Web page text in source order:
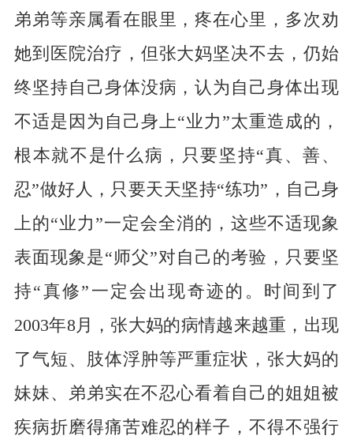
弟弟等亲属看在眼里，疼在心里，多次劝
她到医院治疗，但张大妈坚决不去，仍始
终坚持自己身体没病，认为自己身体出现
不适是因为自己身上“业力”太重造成的，
根本就不是什么病，只要坚持“真、善、
忍”做好人，只要天天坚持“练功”，自己身
上的“业力”一定会全消的，这些不适现象
表面现象是“师父”对自己的考验，只要坚
持“真修”一定会出现奇迹的。时间到了
2003年8月，张大妈的病情越来越重，出现
了气短、肢体浮肿等严重症状，张大妈的
妹妹、弟弟实在不忍心看着自己的姐姐被
疾病折磨得痛苦难忍的样子，不得不强行